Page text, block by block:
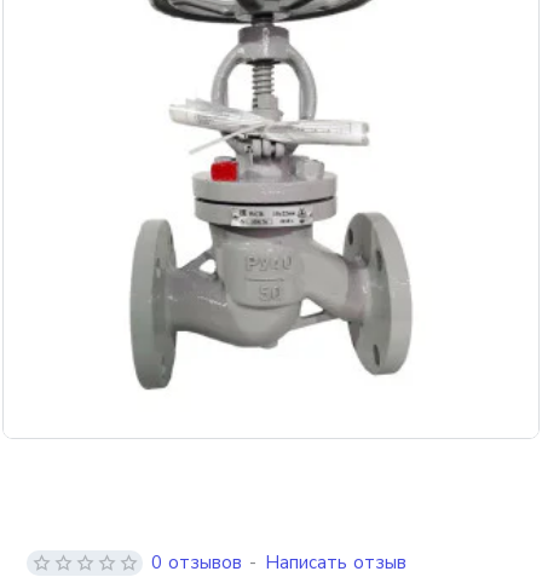
0 отзывов - Написать отзыв